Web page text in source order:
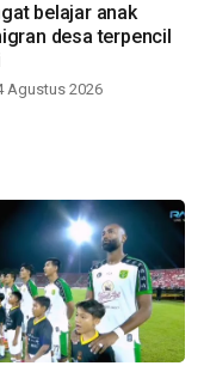
belajar anak
desa terpencil
Agustus 2026